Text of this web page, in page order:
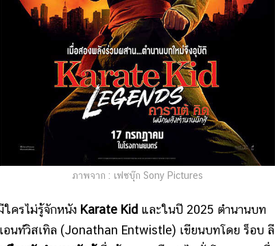
ภาพจาก : เฟซบุ๊ก Sony Pictures
ครไม่รู้จักหนัง Karate Kid และในปี 2025 ตำนานบท
อนท์วิสเทิล (Jonathan Entwistle) เขียนบทโดย ร็อบ ลี